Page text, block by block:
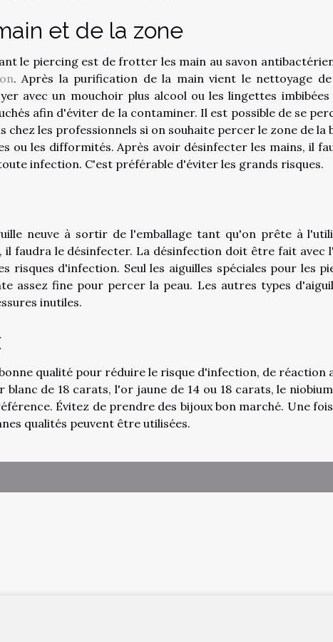
et de la zone
le piercing est de frotter les main au savon
. Après la purification de la main vient le nettoyage
avec un mouchoir plus alcool ou les lingettes imbibées
afin d'éviter de la contaminer. Il est possible de se
chez les professionnels si on souhaite percer le zone de la
ou les difformités. Après avoir désinfecter les mains, il
infection. C'est préférable d'éviter les grands risques.
neuve à sortir de l'emballage tant qu'on prête à
il faudra le désinfecter. La désinfection doit être fait avec
risques d'infection. Seul les aiguilles spéciales pour les
assez fine pour percer la peau. Les autres types
inutiles.
qualité pour réduire le risque d'infection, de réaction
de 18 carats, l'or jaune de 14 ou 18 carats, le
Évitez de prendre des bijoux bon marché. Une
qualités peuvent être utilisées.